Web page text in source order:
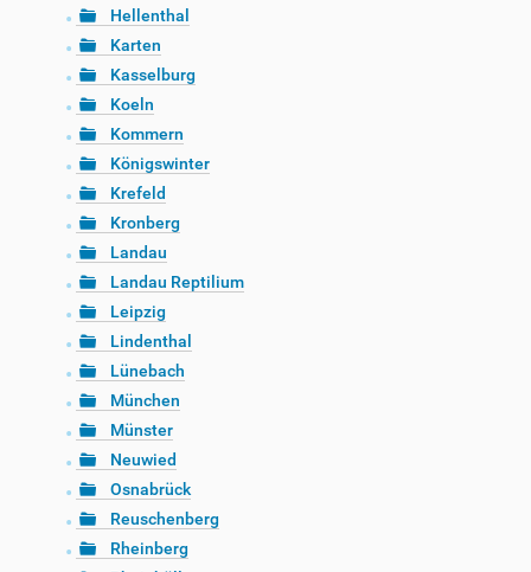
Hellenthal
Karten
Kasselburg
Koeln
Kommern
Königswinter
Krefeld
Kronberg
Landau
Landau Reptilium
Leipzig
Lindenthal
Lünebach
München
Münster
Neuwied
Osnabrück
Reuschenberg
Rheinberg